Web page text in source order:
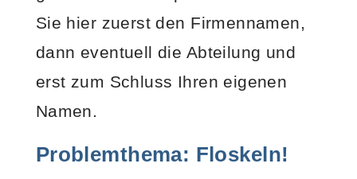
Sie hier zuerst den Firmennamen,
dann eventuell die Abteilung und
erst zum Schluss Ihren eigenen
Namen.
Problemthema: Floskeln!